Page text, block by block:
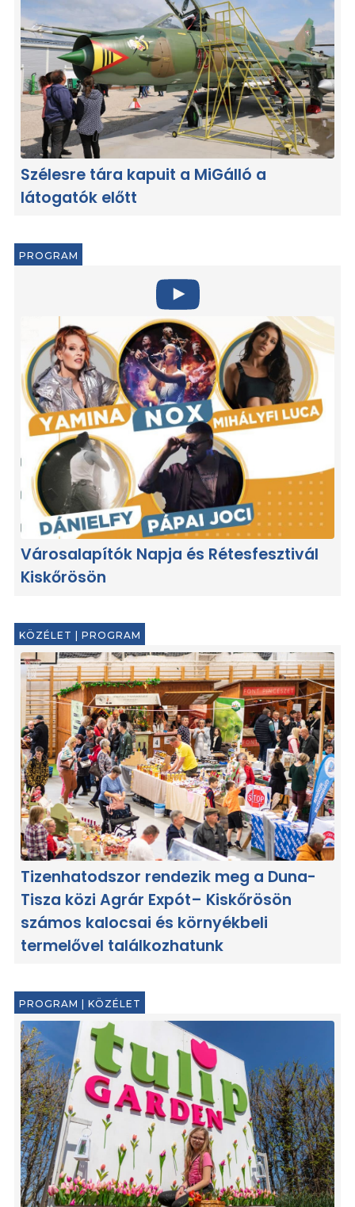
Szélesre tára kapuit a MiGálló a
látogatók előtt
PROGRAM
Városalapítók Napja és Rétesfesztivál
Kiskőrösön
KÖZÉLET | PROGRAM
Tizenhatodszor rendezik meg a Duna-
Tisza közi Agrár Expót– Kiskőrösön
számos kalocsai és környékbeli
termelővel találkozhatunk
PROGRAM | KÖZÉLET